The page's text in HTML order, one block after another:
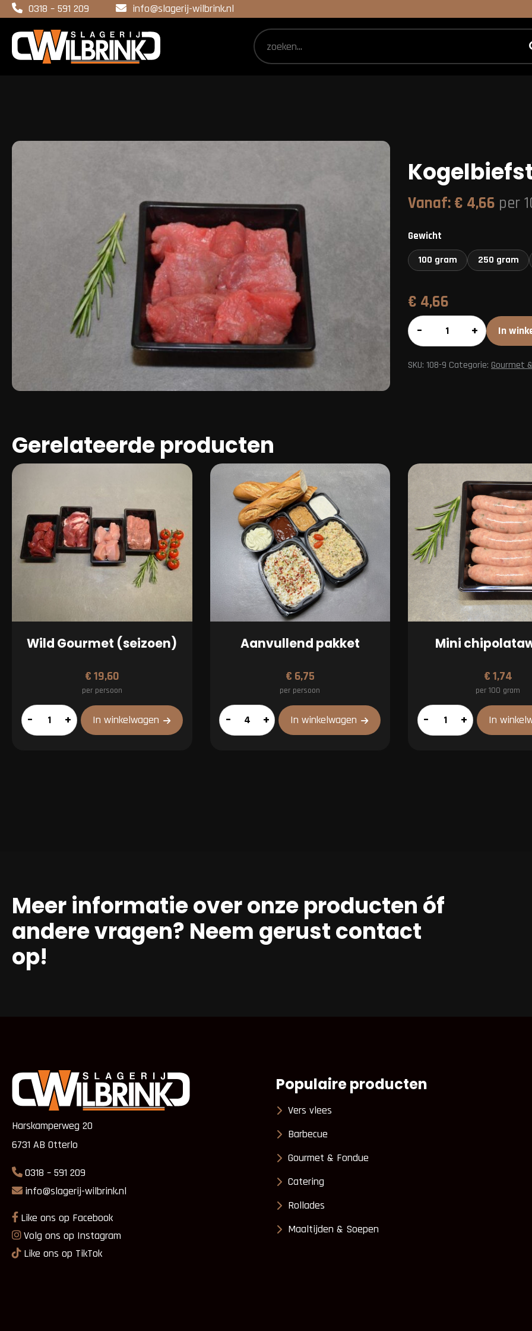
0318 – 591 209 info@slagerij-wilbrink.nl
Vanaf: € 4,66 per
Gewicht
100 gram 250 gram
€ 4,66
Kogelbiefstuk
aantal
– + In
SKU: 108-9 Categorie: Gourmet
Gerelateerde producten
Wild Gourmet (seizoen)
€19,60
per persoon
Wild
Gourmet
– + In winkelwagen
Aanvullend pakket
€ 6,75
per persoon
Aanvullend
pakket
– + In winkelwagen
Mini
€1,74
per 100 gram
Mini
chipolataworst
– + In
Meer informatie over onze producten óf
andere vragen? Neem gerust contact
op!
Harskamperweg 20
6731 AB Otterlo
0318 – 591 209
info@slagerij-wilbrink.nl
Like ons op Facebook
Volg ons op Instagram
Like ons op TikTok
Populaire producten
Vers vlees
Barbecue
Gourmet & Fondue
Catering
Rollades
Maaltijden & Soepen